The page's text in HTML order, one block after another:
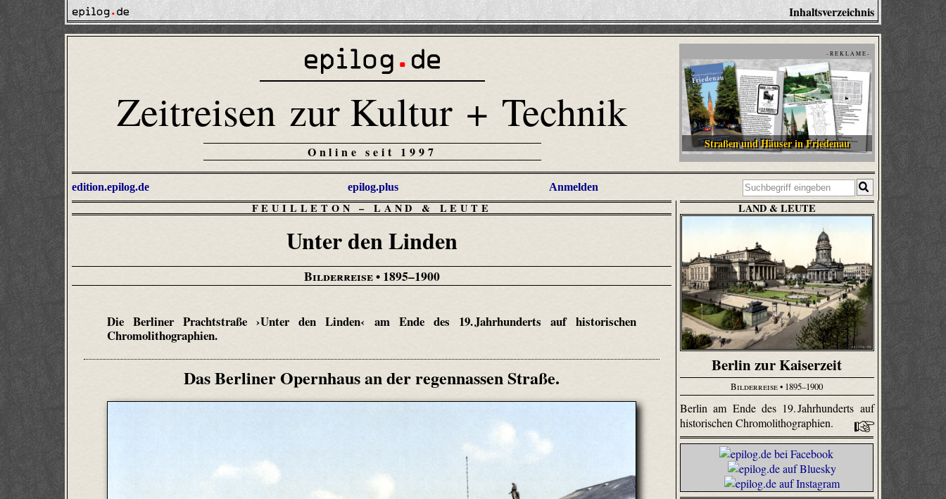
Inhaltsverzeichnis
Zeitreisen zur Kultur + Technik
Online seit 1997
- R E K L A M E -
Straßen und Häuser in Friedenau
edition.epilog.de epilog.plus Anmelden
FEUILLETON–LAND & LEUTE
Unter den Linden
Bilderreise• 1895–1900
Die Berliner Prachtstraße ›Unter den Linden‹ am Ende des 19. Jahrhunderts auf historischen
Chromolithographien.
Das Berliner Opernhaus an der regennassen Straße.
LAND & LEUTE
Berlin zur Kaiserzeit
Bilderreise• 1895–1900
Berlin am Ende des 19. Jahrhunderts auf
historischen Chromolithographien.